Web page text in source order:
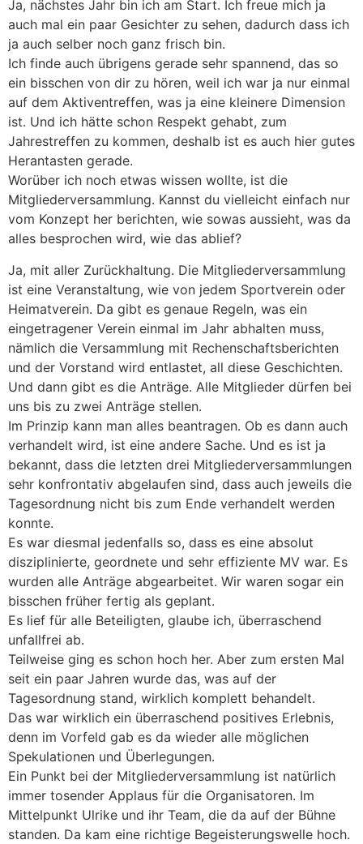
Ja, nächstes Jahr bin ich am Start. Ich freue mich ja
auch mal ein paar Gesichter zu sehen, dadurch dass ich
ja auch selber noch ganz frisch bin.
Ich finde auch übrigens gerade sehr spannend, das so
ein bisschen von dir zu hören, weil ich war ja nur einmal
auf dem Aktiventreffen, was ja eine kleinere Dimension
ist. Und ich hätte schon Respekt gehabt, zum
Jahrestreffen zu kommen, deshalb ist es auch hier gutes
Herantasten gerade.
Worüber ich noch etwas wissen wollte, ist die
Mitgliederversammlung. Kannst du vielleicht einfach nur
vom Konzept her berichten, wie sowas aussieht, was da
alles besprochen wird, wie das ablief?
Ja, mit aller Zurückhaltung. Die Mitgliederversammlung
ist eine Veranstaltung, wie von jedem Sportverein oder
Heimatverein. Da gibt es genaue Regeln, was ein
eingetragener Verein einmal im Jahr abhalten muss,
nämlich die Versammlung mit Rechenschaftsberichten
und der Vorstand wird entlastet, all diese Geschichten.
Und dann gibt es die Anträge. Alle Mitglieder dürfen bei
uns bis zu zwei Anträge stellen.
Im Prinzip kann man alles beantragen. Ob es dann auch
verhandelt wird, ist eine andere Sache. Und es ist ja
bekannt, dass die letzten drei Mitgliederversammlungen
sehr konfrontativ abgelaufen sind, dass auch jeweils die
Tagesordnung nicht bis zum Ende verhandelt werden
konnte.
Es war diesmal jedenfalls so, dass es eine absolut
disziplinierte, geordnete und sehr effiziente MV war. Es
wurden alle Anträge abgearbeitet. Wir waren sogar ein
bisschen früher fertig als geplant.
Es lief für alle Beteiligten, glaube ich, überraschend
unfallfrei ab.
Teilweise ging es schon hoch her. Aber zum ersten Mal
seit ein paar Jahren wurde das, was auf der
Tagesordnung stand, wirklich komplett behandelt.
Das war wirklich ein überraschend positives Erlebnis,
denn im Vorfeld gab es da wieder alle möglichen
Spekulationen und Überlegungen.
Ein Punkt bei der Mitgliederversammlung ist natürlich
immer tosender Applaus für die Organisatoren. Im
Mittelpunkt Ulrike und ihr Team, die da auf der Bühne
standen. Da kam eine richtige Begeisterungswelle hoch.